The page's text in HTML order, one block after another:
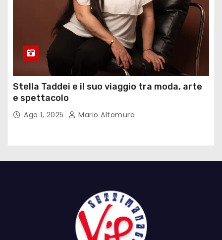
Stella Taddei e il suo viaggio tra moda, arte
e spettacolo
Ago 1, 2025 Mario Altomura